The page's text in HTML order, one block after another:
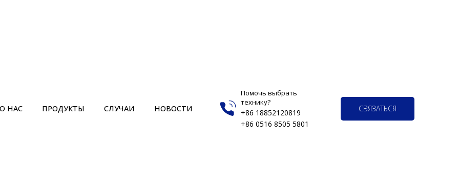
НАС ПРОДУКТЫ СЛУЧАИ НОВОСТИ
Помочь выбрать
технику?
+86 18852120819
+86 0516 8505 5801
СВЯЗАТЬСЯ